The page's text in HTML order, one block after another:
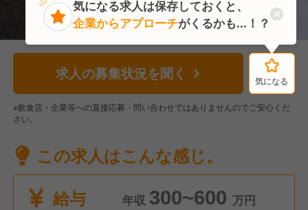
求人の募集状況を聞く 気になる
※飲食店・企業等への直接応募・問い合わせではありませんのでご安心くだ
さい。
この求人はこんな感じ。
給与
年収 300~600 万円
気になる
気になる求人は保存しておくと、
企業からアプローチがくるかも...！？